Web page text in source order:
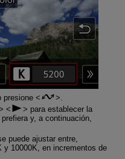
presione
.
para establecer la
y, a continuación,
puede ajustar entre,
y 10000K, en incrementos de